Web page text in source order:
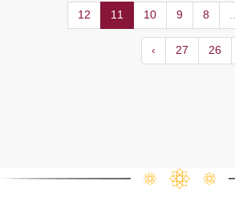
8
9
10
11
12
26
27
›